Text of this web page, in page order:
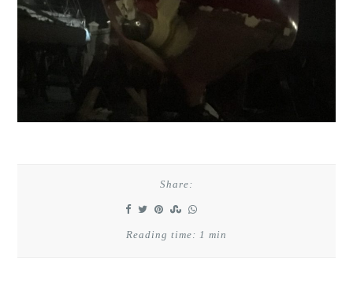
Share:
Reading time: 1 min